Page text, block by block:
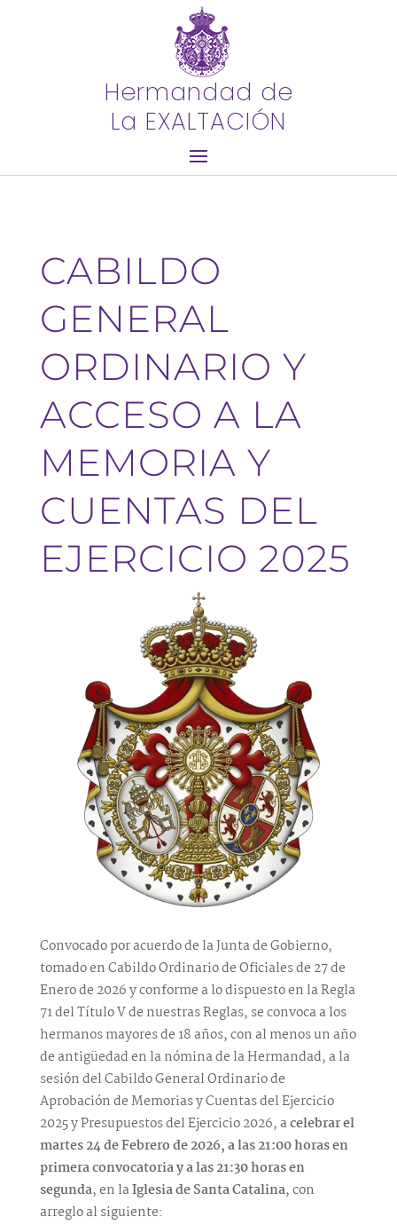
Hermandad de
La EXALTACIÓN
CABILDO
GENERAL
ORDINARIO Y
ACCESO A LA
MEMORIA Y
CUENTAS DEL
EJERCICIO 2025
Convocado por acuerdo de la Junta de Gobierno,
tomado en Cabildo Ordinario de Oficiales de 27 de
Enero de 2026 y conforme a lo dispuesto en la Regla
71 del Título V de nuestras Reglas, se convoca a los
hermanos mayores de 18 años, con al menos un año
de antigüedad en la nómina de la Hermandad, a la
sesión del Cabildo General Ordinario de
Aprobación de Memorias y Cuentas del Ejercicio
2025 y Presupuestos del Ejercicio 2026, acelebrar el
martes 24 de Febrero de 2026, a las 21:00 horas en
primera convocatoria y a las 21:30 horas en
segunda, en laIglesia de Santa Catalina, con
arreglo al siguiente: